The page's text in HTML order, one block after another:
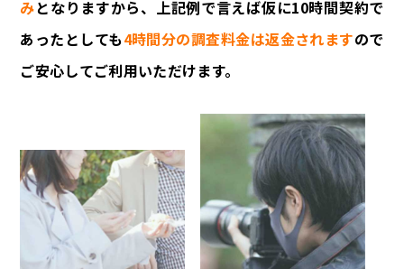
みとなりますから、上記例で言えば仮に10時間契約で
あったとしても4時間分の調査料金は返金されますので
ご安心してご利用いただけます。